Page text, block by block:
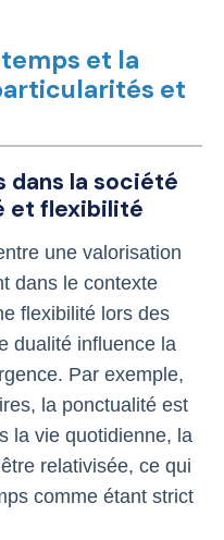
et la
et
dans la société
et flexibilité
une valorisation
dans le contexte
flexibilité lors des
dualité influence la
Par exemple,
la ponctualité est
la vie quotidienne, la
relativisée, ce qui
comme étant strict